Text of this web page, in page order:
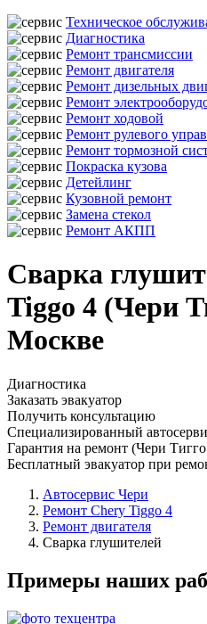
Техническое
Диагностика
Ремонт трансмиссии
Ремонт двигателя
Ремонт дизельных
Ремонт
Ремонт ходовой
Ремонт рулевого
Ремонт тормозной
Покраска кузова
Детейлинг
Кузовной ремонт
Замена стекол
Ремонт АКПП
Сварка
Tiggo 4 (Чери
Москве
Диагностика
Заказать эвакуатор
Получить консультацию
Специализированный
Гарантия на ремонт (Чери
Бесплатный эвакуатор при
Автосервис Чери
Ремонт Chery Tiggo 4
Ремонт двигателя
Сварка глушителей
Примеры наших